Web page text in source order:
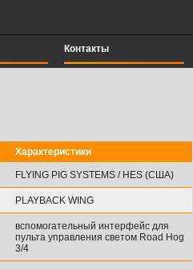
Контакты
Характеристики
FLYING PIG SYSTEMS / HES (США)
PLAYBACK WING
вспомогательный интерфейс для
пульта управления светом Road Hog
3/4